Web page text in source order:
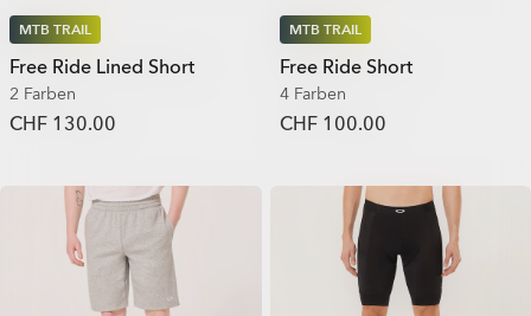
MTB TRAIL
Free Ride Lined Short
2 Farben
CHF 130.00
MTB TRAIL
Free Ride Short
4 Farben
CHF 100.00